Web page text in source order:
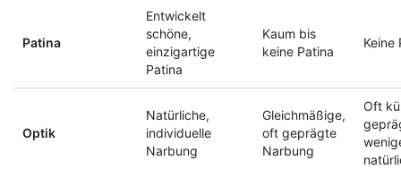
Patina
Entwickelt
schöne,
einzigartige
Patina
Kaum bis
keine Patina
Keine
Optik
Natürliche,
individuelle
Narbung
Gleichmäßige,
oft geprägte
Narbung
Oft